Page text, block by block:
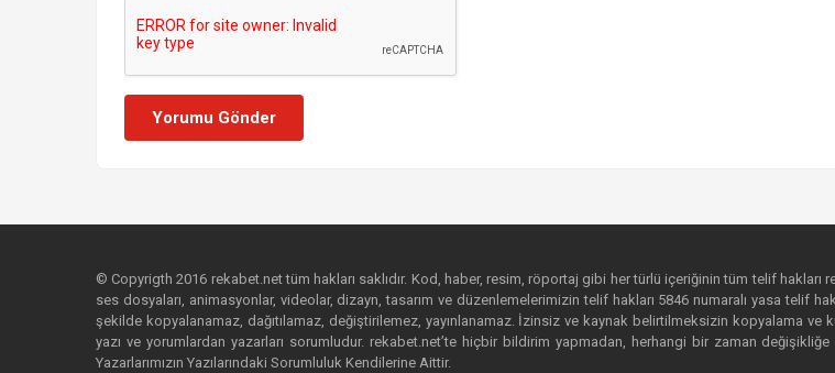
Yorumu Gönder
© Copyrigth 2016 rekabet.net tüm hakları saklıdır. Kod, haber, resim, röportaj gibi her türlü içeriğinin tüm telif hakları
ses dosyaları, animasyonlar, videolar, dizayn, tasarım ve düzenlemelerimizin telif hakları 5846 numaralı yasa telif
şekilde kopyalanamaz, dağıtılamaz, değiştirilemez, yayınlanamaz. İzinsiz ve kaynak belirtilmeksizin kopyalama ve
yazı ve yorumlardan yazarları sorumludur. rekabet.net’te hiçbir bildirim yapmadan, herhangi bir zaman
Yazarlarımızın Yazılarındaki Sorumluluk Kendilerine Aittir.